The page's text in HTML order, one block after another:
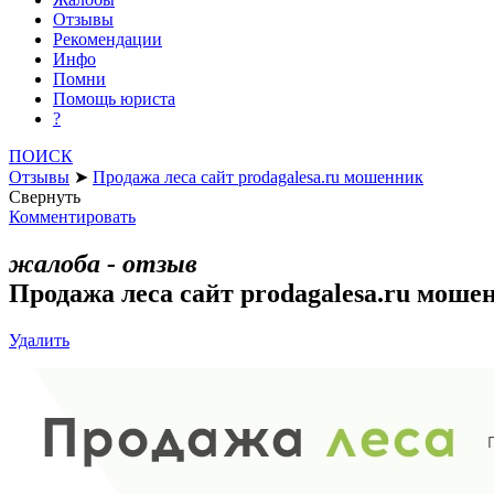
Отзывы
Рекомендации
Инфо
Помни
Помощь юриста
?
ПОИСК
Отзывы ➤ Продажа леса сайт prodagalesa.ru мошенник
Свернуть
Комментировать
жалоба - отзыв
Продажа леса сайт prodagalesa.ru
Удалить